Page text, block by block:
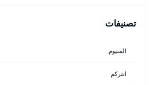
تصنيفات
المنيوم
انتركم